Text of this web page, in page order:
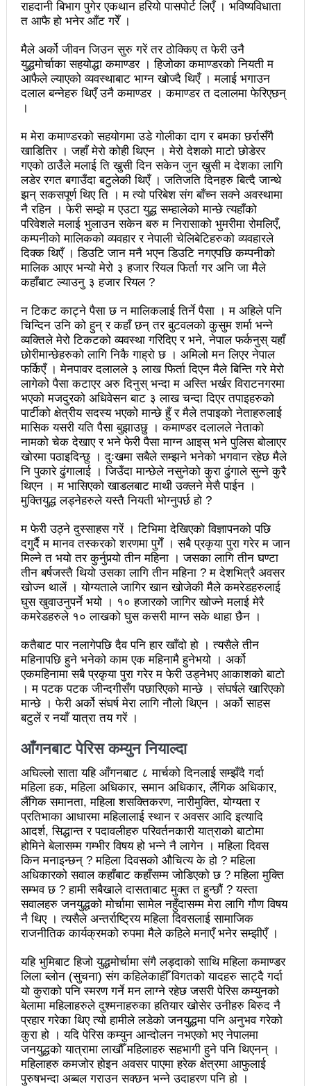
वटा सूचीकरणबाट हटे
इन्द्रेश्वर युवा समाजद्वारा बेलकोटगढीका ५ विद्यालयमा छात्रवृत्ति
वितरण
भरतपुरको मुख्य सडकमा भएको भूमिगत विद्युतिकरणको ब्रेकथ्रु
कारोबार
बाघले झम्टिँदा मोटरसाइकलमा सवार दुई जना घाइते
टोखामा कर्जा सदुपयोगिता सम्बन्धी अन्तरक्रिया
एकाबिहानै चीनमा भुकम्पः नेपालमा कडा धक्का महसुस
बिद्यार्थीलाई चलचित्र सिकाउँदै बागमती प्रदेश सरकार
भोलि चितवनमा माओवादीको विशाल सभा: प्रचण्डले सम्बोधन
गर्ने
उपनिर्वाचन २०८१: एमालेभन्दा माओवादी प्रभावशाली
ककनी २ मा माओवादी विजयी
ककनी २ मा खस्यो ६८ प्रतिशतभन्दा बढी मत: गणना आजै हुने
उपचुनाव सकियो: ६२ प्रतिशतभन्दा बढी मत खसेको अनुमान
पालिका उपचुनाव: ४१ पदका लागि मतदान शुरु
भरतपुुरमा सार्वजनिक सुनुवाई, गुनासो नआउने गरी काम गर्न
मेयर दाहालको निर्देशन
उपनिर्वाचन सुशासनका पक्षमा र भ्रष्टाचारका विरुद्ध मत जाहेर
गर्ने महत्वपूर्ण अवसर: प्रचण्ड
सुरु भयो चौथो सुनवल महोत्सव: उद्योगमैत्री वातावरण बनाउन
लागि पर्ने मन्त्री कलवारको भनाइ
चितवनको माडीमा सम्पन्न मैयादेवि महिला क्रिकेट सिरिजको
उपाधि नवलपरासीलाई
चौथो सुनवल महोत्सव भोलिदेखि सुरु हुँदै
प्रमुख प्रशासकीय अधिकृतको सरुवा रोक्न पालिका
नेत्रहीन टी–२० विश्वकप क्रिकेटमा नेपालले
अफगानिस्तानलाई हरायो
मानव तस्करीको अभियोगमा पक्राउ परेका कोशी प्रदेशका
पूर्वमन्त्री अधिकारीविरुद्ध मुद्दा नचल्ने
आगामी चुनावमा भाग लिने नेत्रविक्रम चन्दको संकेत
२८५ कैदीबन्दीलाई जेलबाहिर बस्ने सुविधा
अब धरहरा चढ्न पैसा, पार्किङ शुल्क पनि लाग्ने
सडक फोहोर गरेको भन्दै एमालेलाई महानगरको १ लाख जरिवाना
भरतपुर महानगरपालिकाद्धारा तीन पाङ्ग्रे अटोको रुट परमिट
दिन सुरु
नेकपा बहुमतको नवौं महाधिवेशन माघ ४ गतेदेखि काठमाडौँमा
राजश्व संकलनमा करिब १७ प्रतशितले वृद्धि
टिकट नपाउँदा १४ सय श्रमिक कोरिया उड्न पाएनन्
राहदानी बिभाग पुगेर एकथान हरियो पासपोर्ट लिएँ । भविष्यविधाता
त आफै हो भनेर आँट गरेँ ।
मैले अर्को जीवन जिउन सुरु गरें तर ठोक्किए त फेरी उनै
युद्धमोर्चाका सहयोद्धा कमाण्डर । हिजोका कमाण्डरको नियती म
आफैले ल्याएको व्यवस्थाबाट भाग्न खोज्दै थिएँ । मलाई भगाउन
दलाल बन्नेहरु थिएँ उनै कमाण्डर । कमाण्डर त दलालमा फेरिएछन्
।
म मेरा कमाण्डरको सहयोगमा उडे गोलीका दाग र बमका छर्रासँगै
खाडितिर । जहाँ मेरो कोही थिएन । मेरो देशको माटो छोडेरर
गएको ठाउँले मलाई ति खुसी दिन सकेन जुन खुसी म देशका लागि
लडेर रगत बगाउँदा बटुलेकी थिएँ । जतिजति दिनहरु बित्दै जान्थे
झन् सकसपूर्ण थिए ति । म त्यो परिबेश संग बाँच्न सक्ने अवस्थामा
नै रहिन । फेरी सम्झे म एउटा युद्ध सम्हालेको मान्छे त्यहाँको
परिवेशले मलाई भुलाउन सकेन बरु म निरासाको भुमरीमा रोमलिएँ,
कम्पनीको मालिकको व्यवहार र नेपाली चेलिबेटिहरुको व्यवहारले
दिक्क थिएँ । डिउटि जान मनै भएन डिउटि नगएपछि कम्पनीको
मालिक आएर भन्यो मेरो ३ हजार रियल फिर्ता गर अनि जा मैले
कहाँबाट ल्याउनु ३ हजार रियल ?
न टिकट काट्ने पैसा छ न मालिकलाई तिर्ने पैसा । म अहिले पनि
चिन्दिन उनि को हुन् र कहाँ छन् तर बुटवलको कुसुम शर्मा भन्ने
व्यक्तिले मेरो टिकटको व्यवस्था गरिदिए र भने, नेपाल फर्कनुस् यहाँ
छोरीमान्छेहरुको लागि निकै गाह्रो छ । अमिलो मन लिएर नेपाल
फर्किएँ । मेनपावर दलालले ३ लाख फिर्ता दिएन मैले बिन्ति गरे मेरो
लागेको पैसा कटाएर अरु दिनुस् भन्दा म अस्ति भर्खर विराटनगरमा
भएको मजदुरको अधिवेसन बाट ३ लाख चन्दा दिएर तपाइहरुको
पार्टीको क्षेत्रीय सदस्य भएको मान्छे हुँ र मैले तपाइको नेताहरुलाई
मासिक यसरी यति पैसा बुझाउछु । कमाण्डर दलालले नेताको
नामको चेक देखाए र भने फेरी पैसा माग्न आइस् भने पुलिस बोलाएर
खोरमा पठाइदिन्छु । दुःखमा सबैले सम्झने भनेको भगवान रहेछ मैले
नि पुकारे ढुंगालाई । जिउँदा मान्छेले नसुनेको कुरा ढुंगाले सुन्ने कुरै
थिएन । म भासिएको खाडलबाट माथी उक्लने मेसै पाईन ।
मुक्तियुद्ध लड्नेहरुले यस्तै नियती भोग्नुपर्छ हो ?
म फेरी उठ्ने दुस्साहस गरें । टिभिमा देखिएको विज्ञापनको पछि
दगुर्दै म मानव तस्करको शरणमा पुगेँ । सबै प्रकृया पुरा गरेर म जान
मिल्ने त भयो तर कुर्नुपर्‍यो तीन महिना । जसका लागि तीन घण्टा
तीन बर्षजस्तै थियो उसका लागि तीन महिना ? म देशभित्रै अवसर
खोज्न थालें । योग्यताले जागिर खान खोजेकी मैले कमरेडहरुलाई
घुस खुवाउनुपर्ने भयो । १० हजारको जागिर खोज्ने मलाई मेरै
कमरेडहरुले १० लाखको घुस कसरी माग्न सके थाहा छैन ।
कतैबाट पार नलागेपछि दैव पनि हार खाँदो हो । त्यसैले तीन
महिनापछि हुने भनेको काम एक महिनामै हुनेभयो । अर्को
एकमहिनामा सबै प्रकृया पुरा गरेर म फेरी उड्नेभए आकाशको बाटो
। म पटक पटक जीन्दगीसँग पछारिएको मान्छे । संघर्षले खारिएको
मान्छे । फेरी अर्को संघर्ष मेरा लागि नौलो थिएन । अर्को साहस
बटुलें र नयाँ यात्रा तय गरें ।
आँगनबाट पेरिस कम्युन नियाल्दा
अघिल्लो साता यहि आँगनबाट ८ मार्चको दिनलाई सम्झँदै गर्दा
महिला हक, महिला अधिकार, समान अधिकार, लैंगिक अधिकार,
लैंगिक समानता, महिला शसक्तिकरण, नारीमुक्ति, योग्यता र
प्रतिभाका आधारमा महिलालाई स्थान र अवसर आदि इत्यादि
आदर्श, सिद्धान्त र पदावलीहरु परिवर्तनकारी यात्राको बाटोमा
होमिने बेलासम्म गम्भीर विषय हो भन्ने नै लागेन । महिला दिवस
किन मनाइन्छन् ? महिला दिवसको औचित्य के हो ? महिला
अधिकारको सवाल कहाँबाट कहाँसम्म जोडिएको छ ? महिला मुक्ति
सम्भव छ ? हामी सबैखाले दासताबाट मुक्त त हुन्छौं ? यस्ता
सवालहरु जनयुद्धको मोर्चामा सामेल नहुँदासम्म मेरा लागि गौण विषय
नै थिए । त्यसैले अन्तर्राष्ट्रिय महिला दिवसलाई सामाजिक
राजनीतिक कार्यक्रमको रुपमा मैले कहिले मनाएँ भनेर सम्झीएँ ।
यहि भुमिबाट हिजो युद्धमोर्चामा संगै लड्दाको साथि महिला कमाण्डर
लिला ब्लोन (सुचना) संग कहिलेकाहीँ विगतको यादहरु साट्दै गर्दा
यो कुराको पनि स्मरण गर्ने मन लाग्ने रहेछ जसरी पेरिस कम्युनको
बेलामा महिलाहरुले दुश्मनाहरुका हतियार खोसेर उनीहरु बिरुद नै
प्रहार गरेका थिए त्यो हामीले लडेको जनयुद्धमा पनि अनुभव गरेको
कुरा हो । यदि पेरिस कम्युन आन्दोलन नभएको भए नेपालमा
जनयुद्धको यात्रामा लाखौँ महिलाहरु सहभागी हुने पनि थिएनन् ।
महिलाहरु कमजोर होइन अवसर पाएमा हरेक क्षेत्रमा आफुलाई
पुरुषभन्दा अब्बल गराउन सक्छन भन्ने उदाहरण पनि हो ।